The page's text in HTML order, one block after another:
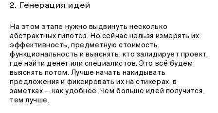
2. Генерация идей
На этом этапе нужно выдвинуть несколько
абстрактных гипотез. Но сейчас нельзя измерять их
эффективность, предметную стоимость,
функциональность и выяснять, кто залидирует проект,
где найти денег или специалистов. Это всё будем
выяснять потом. Лучше начать накидывать
предложения и фиксировать их на стикерах, в
заметках — как удобнее. Чем больше идей получится,
тем лучше.